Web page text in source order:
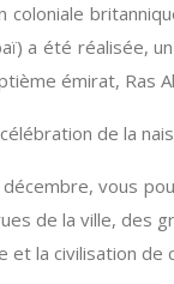
coloniale
a été réalisée,
émirat, Ras
de la
décembre, vous
de la ville, des
la civilisation de